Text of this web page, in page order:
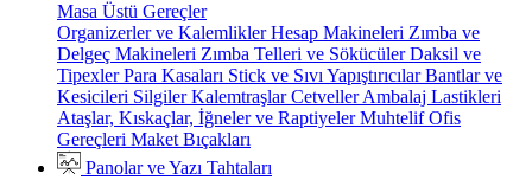
Masa Üstü Gereçler
Organizerler ve KalemliklerHesap Makineleri Zımba ve
Delgeç Makineleri Zımba Telleri ve SökücülerDaksil ve
TipexlerPara Kasaları Stick ve Sıvı YapıştırıcılarBantlar ve
Kesicileri SilgilerKalemtraşlarCetvellerAmbalaj Lastikleri
Ataşlar, Kıskaçlar, İğneler ve RaptiyelerMuhtelif Ofis
Gereçleri Maket Bıçakları
Panolar ve Yazı Tahtaları